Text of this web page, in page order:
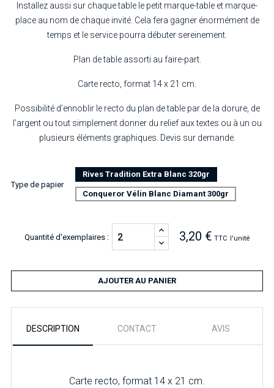
Installez aussi sur chaque table le petit marque-table et marque-
place au nom de chaque invité. Cela fera gagner énormément de
temps et le service pourra débuter sereinement.
Plan de table assorti au faire-part.
Carte recto, format 14 x 21 cm.
Possibilité d’ennoblir le recto du plan de table par de la dorure, de
l’argent ou tout simplement donner du relief aux textes ou à un ou
plusieurs éléments graphiques. Devis sur demande.
Type de papier
Rives Tradition Extra Blanc 320gr
Conqueror Vélin Blanc Diamant 300gr
Quantité d'exemplaires : 3,20 € TTC l'unité
AJOUTER AU PANIER
DESCRIPTION CONTACT AVIS
Carte recto, format 14 x 21 cm.